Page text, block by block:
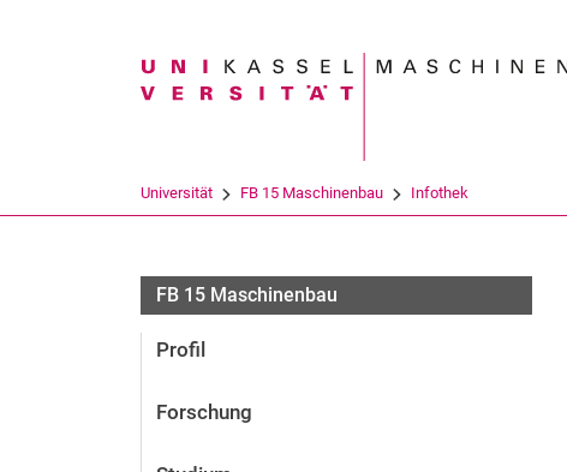
Suchbegriff
Universität FB 15 Maschinenbau Infothek
FB 15 Maschinenbau
Profil
Forschung